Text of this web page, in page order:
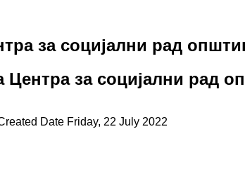
за социјални рад
Центра за социјални рад
Date Friday, 22 July 2022